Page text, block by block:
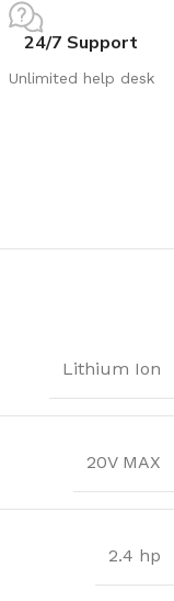
24/7 Support
Unlimited help desk
Lithium Ion
20V MAX
2.4 hp